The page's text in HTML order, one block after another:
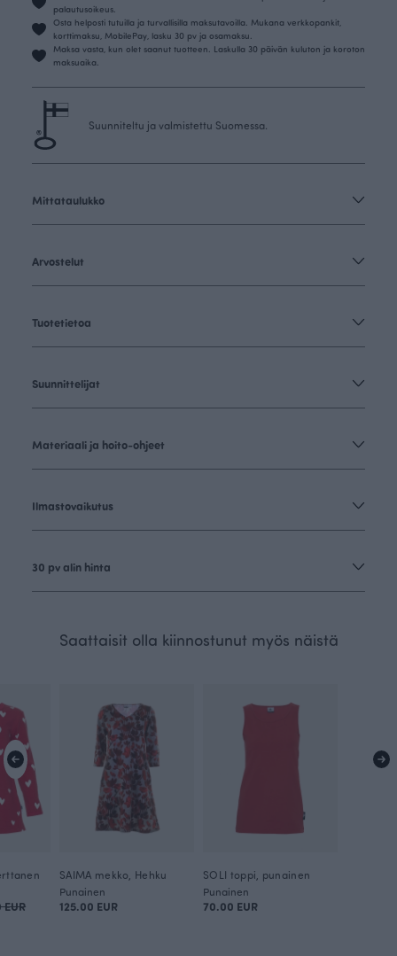
palautusoikeus.
Osta helposti tutuilla ja turvallisilla maksutavoilla. Mukana verkkopankit,
korttimaksu, MobilePay, lasku 30 pv ja osamaksu.
Maksa vasta, kun olet saanut tuotteen. Laskulla 30 päivän kuluton ja koroton
maksuaika.
Suunniteltu ja valmistettu Suomessa.
Mittataulukko
Arvostelut
Tuotetietoa
Suunnittelijat
Materiaali ja hoito-ohjeet
Ilmastovaikutus
30 pv alin hinta
Saattaisit olla kiinnostunut myös näistä
SAIMA mekko, Hehku
Punainen
125.00 EUR
SOLI toppi, punainen
Punainen
70.00 EUR